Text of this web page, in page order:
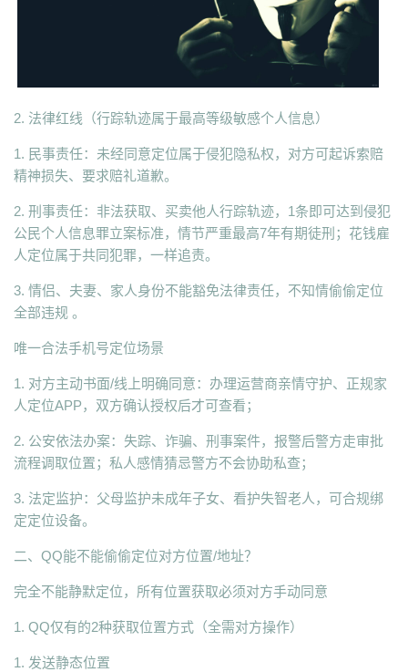
2. 法律红线（行踪轨迹属于最高等级敏感个人信息）
1. 民事责任：未经同意定位属于侵犯隐私权，对方可起诉索赔
精神损失、要求赔礼道歉。
2. 刑事责任：非法获取、买卖他人行踪轨迹，1条即可达到侵犯
公民个人信息罪立案标准，情节严重最高7年有期徒刑；花钱雇
人定位属于共同犯罪，一样追责。
3. 情侣、夫妻、家人身份不能豁免法律责任，不知情偷偷定位
全部违规 。
唯一合法手机号定位场景
1. 对方主动书面/线上明确同意：办理运营商亲情守护、正规家
人定位APP，双方确认授权后才可查看；
2. 公安依法办案：失踪、诈骗、刑事案件，报警后警方走审批
流程调取位置；私人感情猜忌警方不会协助私查；
3. 法定监护：父母监护未成年子女、看护失智老人，可合规绑
定定位设备。
二、QQ能不能偷偷定位对方位置/地址？
完全不能静默定位，所有位置获取必须对方手动同意
1. QQ仅有的2种获取位置方式（全需对方操作）
1. 发送静态位置